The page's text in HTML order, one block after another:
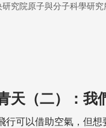
。
研究院原子與分子科學研究
天（二）：我
行可以借助空氣，但